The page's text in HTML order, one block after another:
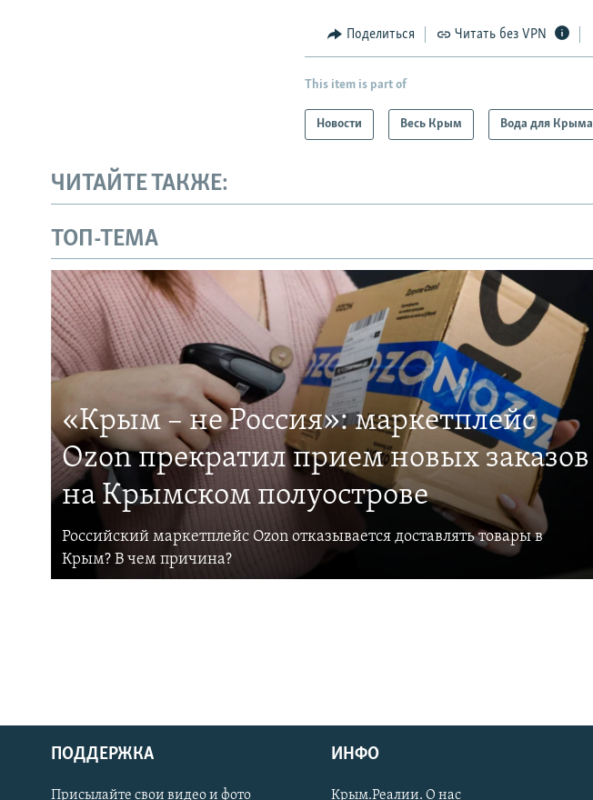
Українською
Поделиться Читать без VPN
This item is part of
Новости Весь Крым Вода для Крыма
ЧИТАЙТЕ ТАКЖЕ:
ТОП-ТЕМА
«Крым – не Россия»: маркетплейс
Ozon прекратил прием новых заказов
на Крымском полуострове
Российский маркетплейс Ozon отказывается доставлять товары в
Крым? В чем причина?
ПОДДЕРЖКА
Присылайте свои видео и фото
ИНФО
Крым.Реалии. О нас